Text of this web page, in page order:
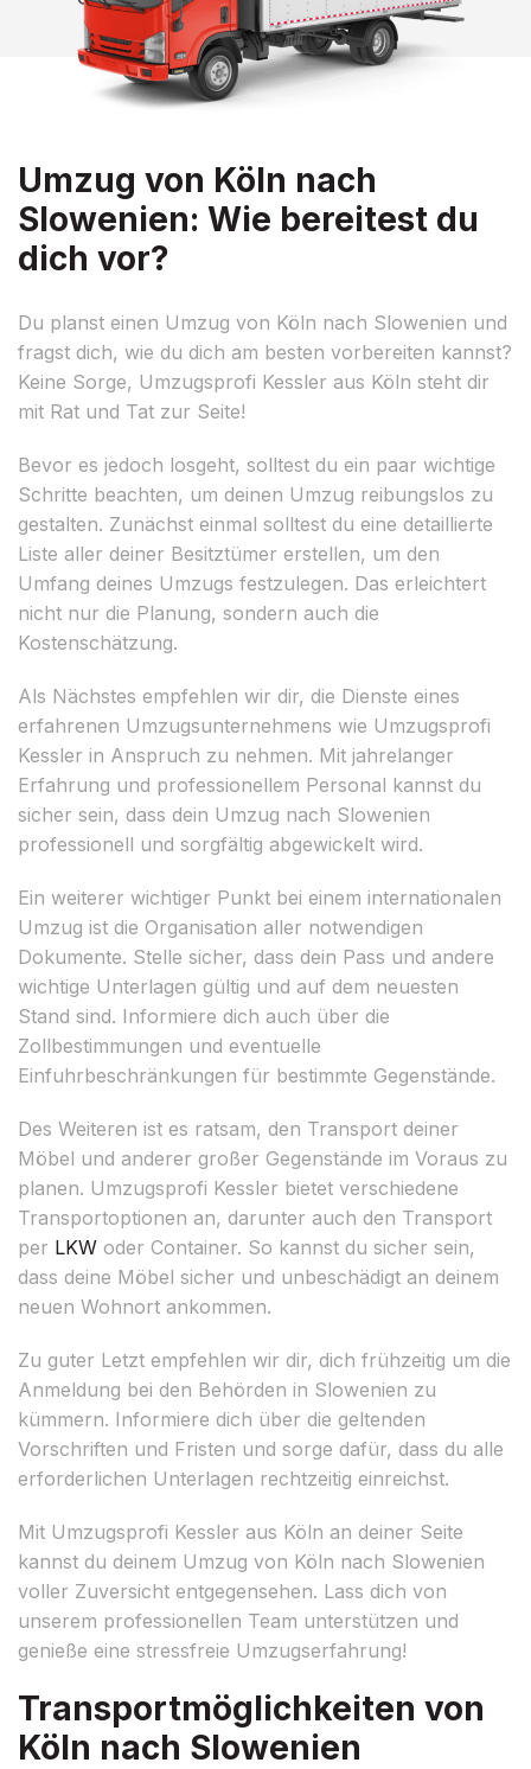
Umzug von Köln nach
Slowenien: Wie bereitest du
dich vor?
Du planst einen Umzug von Köln nach Slowenien und
fragst dich, wie du dich am besten vorbereiten kannst?
Keine Sorge, Umzugsprofi Kessler aus Köln steht dir
mit Rat und Tat zur Seite!
Bevor es jedoch losgeht, solltest du ein paar wichtige
Schritte beachten, um deinen Umzug reibungslos zu
gestalten. Zunächst einmal solltest du eine detaillierte
Liste aller deiner Besitztümer erstellen, um den
Umfang deines Umzugs festzulegen. Das erleichtert
nicht nur die Planung, sondern auch die
Kostenschätzung.
Als Nächstes empfehlen wir dir, die Dienste eines
erfahrenen Umzugsunternehmens wie Umzugsprofi
Kessler in Anspruch zu nehmen. Mit jahrelanger
Erfahrung und professionellem Personal kannst du
sicher sein, dass dein Umzug nach Slowenien
professionell und sorgfältig abgewickelt wird.
Ein weiterer wichtiger Punkt bei einem internationalen
Umzug ist die Organisation aller notwendigen
Dokumente. Stelle sicher, dass dein Pass und andere
wichtige Unterlagen gültig und auf dem neuesten
Stand sind. Informiere dich auch über die
Zollbestimmungen und eventuelle
Einfuhrbeschränkungen für bestimmte Gegenstände.
Des Weiteren ist es ratsam, den Transport deiner
Möbel und anderer großer Gegenstände im Voraus zu
planen. Umzugsprofi Kessler bietet verschiedene
Transportoptionen an, darunter auch den Transport
per LKW oder Container. So kannst du sicher sein,
dass deine Möbel sicher und unbeschädigt an deinem
neuen Wohnort ankommen.
Zu guter Letzt empfehlen wir dir, dich frühzeitig um die
Anmeldung bei den Behörden in Slowenien zu
kümmern. Informiere dich über die geltenden
Vorschriften und Fristen und sorge dafür, dass du alle
erforderlichen Unterlagen rechtzeitig einreichst.
Mit Umzugsprofi Kessler aus Köln an deiner Seite
kannst du deinem Umzug von Köln nach Slowenien
voller Zuversicht entgegensehen. Lass dich von
unserem professionellen Team unterstützen und
genieße eine stressfreie Umzugserfahrung!
Transportmöglichkeiten von
Köln nach Slowenien